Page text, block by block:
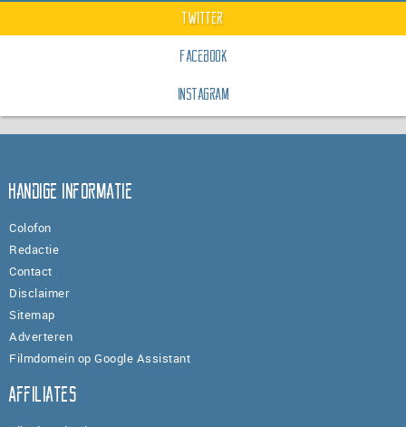
Twitter
Facebook
Instagram
Handige informatie
Colofon
Redactie
Contact
Disclaimer
Sitemap
Adverteren
Filmdomein op Google Assistant
Affiliates